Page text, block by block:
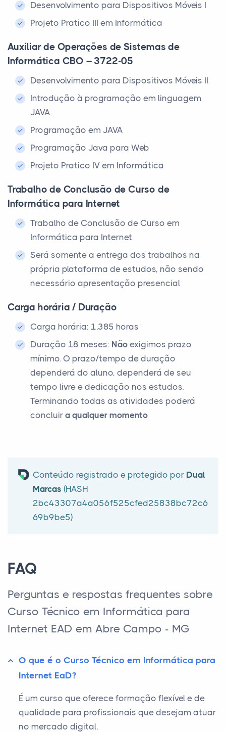
Desenvolvimento para Dispositivos Móveis I
Projeto Pratico III em Informática
Auxiliar de Operações de Sistemas de
Informática CBO – 3722-05
Desenvolvimento para Dispositivos Móveis II
Introdução à programação em linguagem
JAVA
Programação em JAVA
Programação Java para Web
Projeto Pratico IV em Informática
Trabalho de Conclusão de Curso de
Informática para Internet
Trabalho de Conclusão de Curso em
Informática para Internet
Será somente a entrega dos trabalhos na
própria plataforma de estudos, não sendo
necessário apresentação presencial
Carga horária / Duração
Carga horária: 1.385 horas
Duração 18 meses: Não exigimos prazo
mínimo. O prazo/tempo de duração
dependerá do aluno, dependerá de seu
tempo livre e dedicação nos estudos.
Terminando todas as atividades poderá
concluir a qualquer momento
Conteúdo registrado e protegido por Dual
Marcas (HASH
2bc43307a4a056f525cfed25838bc72c6
69b9be5)
FAQ
Perguntas e respostas frequentes sobre
Curso Técnico em Informática para
Internet EAD em Abre Campo - MG
O que é o Curso Técnico em Informática para
Internet EaD?
É um curso que oferece formação flexível e de
qualidade para profissionais que desejam atuar
no mercado digital.